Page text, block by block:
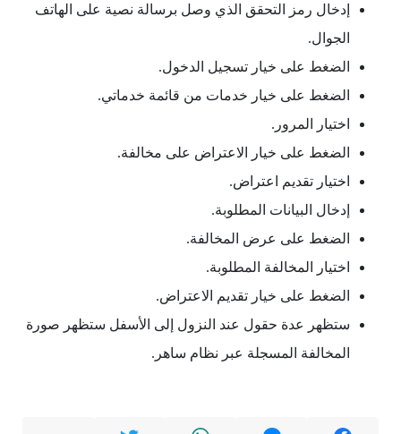
إدخال رمز التحقق الذي وصل برسالة نصية على الهاتف
الجوال.
الضغط على خيار تسجيل الدخول.
الضغط على خيار خدمات من قائمة خدماتي.
اختيار المرور.
الضغط على خيار الاعتراض على مخالفة.
اختيار تقديم اعتراض.
إدخال البيانات المطلوبة.
الضغط على عرض المخالفة.
اختيار المخالفة المطلوبة.
الضغط على خيار تقديم الاعتراض.
ستظهر عدة حقول عند النزول إلى الأسفل ستظهر صورة
المخالفة المسجلة عبر نظام ساهر.